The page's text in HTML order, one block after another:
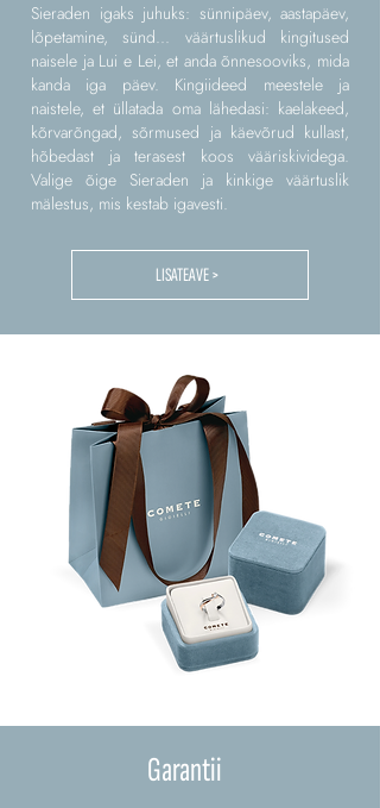
Sieraden igaks juhuks: sünnipäev, aastapäev,
lõpetamine, sünd... väärtuslikud kingitused
naisele ja Lui e Lei, et anda õnnesooviks, mida
kanda iga päev. Kingiideed meestele ja
naistele, et üllatada oma lähedasi: kaelakeed,
kõrvarõngad, sõrmused ja käevõrud kullast,
hõbedast ja terasest koos vääriskividega.
Valige õige Sieraden ja kinkige väärtuslik
mälestus, mis kestab igavesti.
LISATEAVE >
Garantii